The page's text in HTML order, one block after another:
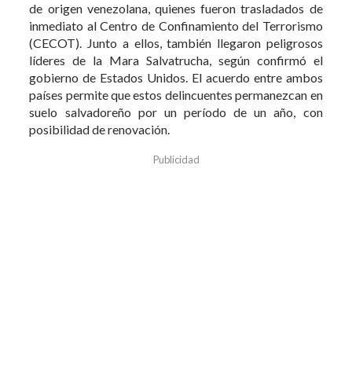
de origen venezolana, quienes fueron trasladados de
inmediato al Centro de Confinamiento del Terrorismo
(CECOT). Junto a ellos, también llegaron peligrosos
líderes de la Mara Salvatrucha, según confirmó el
gobierno de Estados Unidos. El acuerdo entre ambos
países permite que estos delincuentes permanezcan en
suelo salvadoreño por un período de un año, con
posibilidad de renovación.
Publicidad